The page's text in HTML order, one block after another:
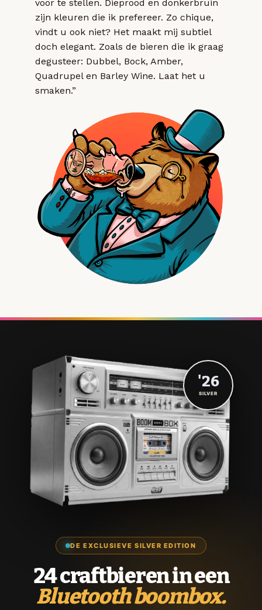
voor te stellen. Dieprood en donkerbruin
zijn kleuren die ik prefereer. Zo chique,
vindt u ook niet? Het maakt mij subtiel
doch elegant. Zoals de bieren die ik graag
degusteer: Dubbel, Bock, Amber,
Quadrupel en Barley Wine. Laat het u
smaken.”
DE EXCLUSIEVE SILVER EDITION
24 craftbieren in een
Bluetooth boombox.
'26
SILVER